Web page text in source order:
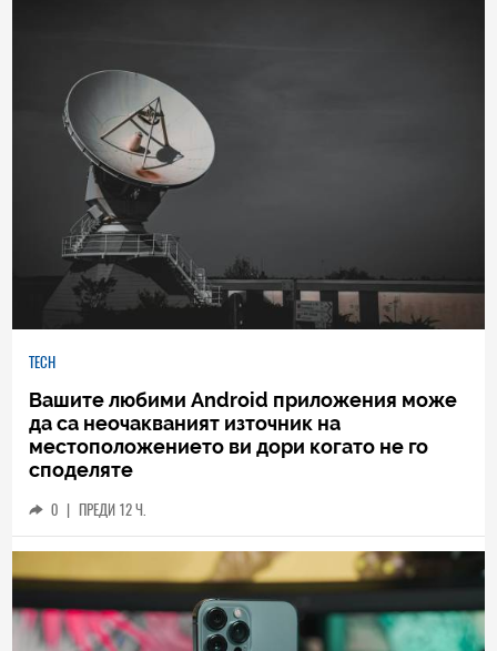
TECH
Вашите любими Android приложения може
да са неочакваният източник на
местоположението ви дори когато не го
споделяте
0 | ПРЕДИ 12 Ч.